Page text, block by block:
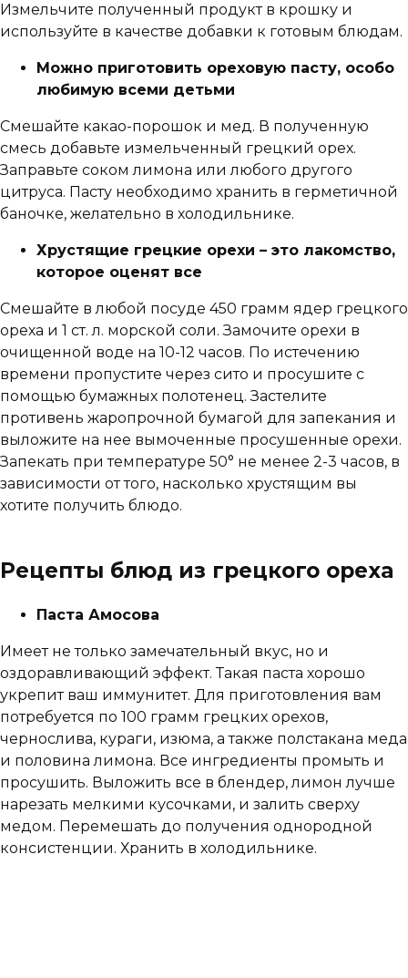
Измельчите полученный продукт в крошку и
используйте в качестве добавки к готовым блюдам.
Можно приготовить ореховую пасту, особо
любимую всеми детьми
Смешайте какао-порошок и мед. В полученную
смесь добавьте измельченный грецкий орех.
Заправьте соком лимона или любого другого
цитруса. Пасту необходимо хранить в герметичной
баночке, желательно в холодильнике.
Хрустящие грецкие орехи – это лакомство,
которое оценят все
Смешайте в любой посуде 450 грамм ядер грецкого
ореха и 1 ст. л. морской соли. Замочите орехи в
очищенной воде на 10-12 часов. По истечению
времени пропустите через сито и просушите с
помощью бумажных полотенец. Застелите
противень жаропрочной бумагой для запекания и
выложите на нее вымоченные просушенные орехи.
Запекать при температуре 50° не менее 2-3 часов, в
зависимости от того, насколько хрустящим вы
хотите получить блюдо.
Рецепты блюд из грецкого ореха
Паста Амосова
Имеет не только замечательный вкус, но и
оздоравливающий эффект. Такая паста хорошо
укрепит ваш иммунитет. Для приготовления вам
потребуется по 100 грамм грецких орехов,
чернослива, кураги, изюма, а также полстакана меда
и половина лимона. Все ингредиенты промыть и
просушить. Выложить все в блендер, лимон лучше
нарезать мелкими кусочками, и залить сверху
медом. Перемешать до получения однородной
консистенции. Хранить в холодильнике.